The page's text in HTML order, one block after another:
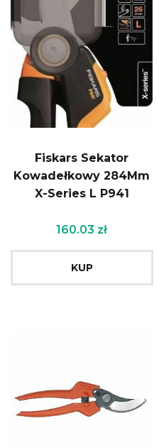
Fiskars Sekator
Kowadełkowy 284Mm
X-Series L P941
160.03 zł
KUP